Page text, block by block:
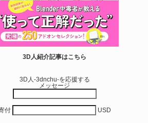
形状を構築出来るUnre
にパイプ形状を構築出来る
「Pipe It」がFab上でリリースさ
Tumblr
3D人紹介記事はこちら
3D人-3dnchu-を応援する
メッセージ
付 USD